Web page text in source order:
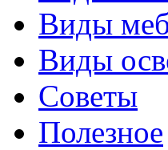
Виды
Виды
Советы
Полезное